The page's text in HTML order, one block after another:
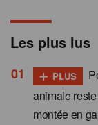
Les plus lus
+ PLUS
animale
montée en